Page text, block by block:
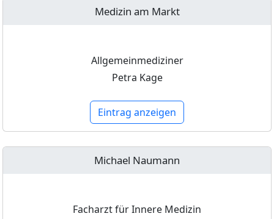
Medizin am Markt
Allgemeinmediziner
Petra Kage
Eintrag anzeigen
Michael Naumann
Facharzt für Innere Medizin